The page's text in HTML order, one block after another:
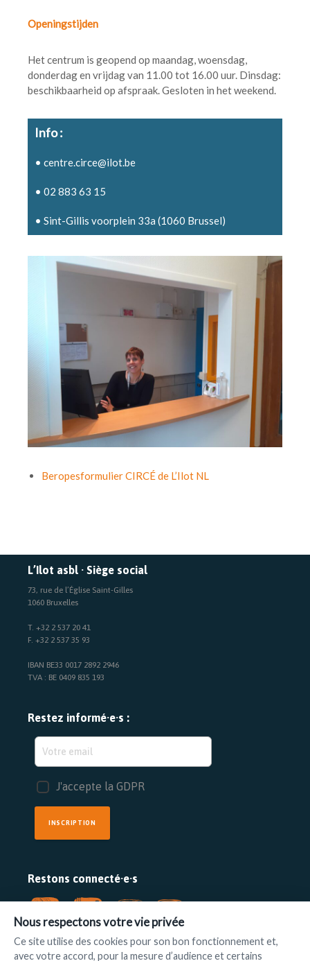
Openingstijden
Het centrum is geopend op maandag, woensdag,
donderdag en vrijdag van 11.00 tot 16.00 uur. Dinsdag:
beschikbaarheid op afspraak. Gesloten in het weekend.
Info :
• centre.circe@ilot.be
• 02 883 63 15
• Sint-Gillis voorplein 33a (1060 Brussel)
Beropesformulier CIRCÉ de L’Ilot NL
L’Ilot asbl · Siège social
73, rue de l’Église Saint-Gilles
1060 Bruxelles
T. +32 2 537 20 41
F. +32 2 537 35 93
IBAN BE33 0017 2892 2946
TVA : BE 0409 835 193
Restez informé·e·s :
J'accepte la GDPR
INSCRIPTION
Restons connecté·e·s
Nous respectons votre vie privée
Ce site utilise des cookies pour son bon fonctionnement et,
avec votre accord, pour la mesure d’audience et certains